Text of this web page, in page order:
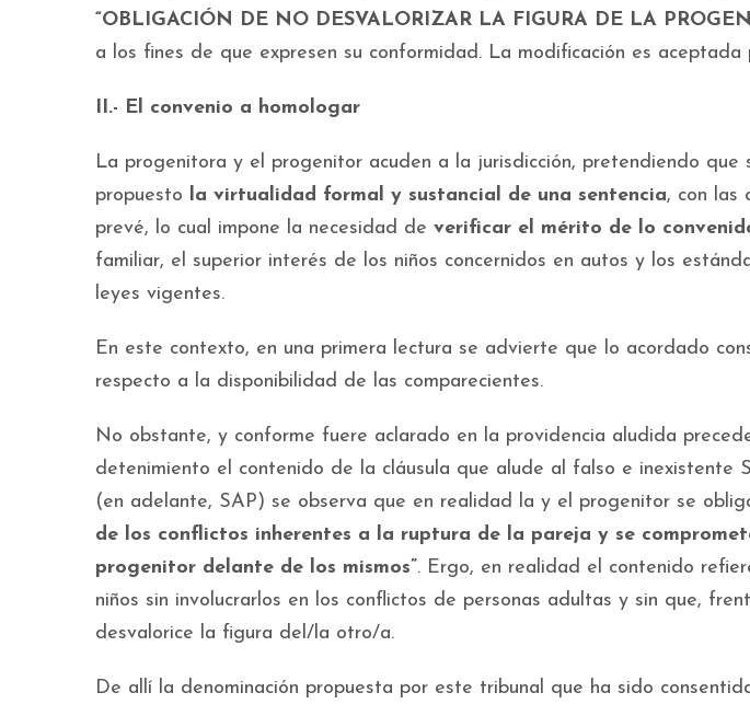
“OBLIGACIÓN DE NO DESVALORIZAR LA FIGURA DE LA
a los fines de que expresen su conformidad. La modificación es aceptada
II.- El convenio a homologar
La progenitora y el progenitor acuden a la jurisdicción, pretendiendo que
propuesto la virtualidad formal y sustancial de una sentencia, con las
prevé, lo cual impone la necesidad de verificar el mérito de lo
familiar, el superior interés de los niños concernidos en autos y los
leyes vigentes.
En este contexto, en una primera lectura se advierte que lo acordado
respecto a la disponibilidad de las comparecientes.
No obstante, y conforme fuere aclarado en la providencia aludida
detenimiento el contenido de la cláusula que alude al falso e inexistente
(en adelante, SAP) se observa que en realidad la y el progenitor se
de los conflictos inherentes a la ruptura de la pareja y se
progenitor delante de los mismos”. Ergo, en realidad el contenido
niños sin involucrarlos en los conflictos de personas adultas y sin que,
desvalorice la figura del/la otro/a.
De allí la denominación propuesta por este tribunal que ha sido